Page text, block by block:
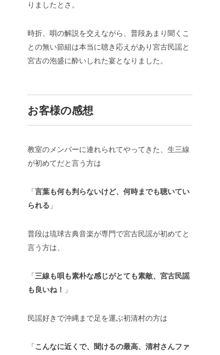
りましたとさ。
時折、唄の解説を交えながら、普段あまり聞くこ
との無い節組は本当に聴き応えがあり宮古民謡と
宮古の泡盛に酔いしれた宴となりました。
お客様の感想
教室のメンバーに連れられてやってきた、生三線
が初めてだと言う方は
「言葉も何も判らないけど、何時までも聴いてい
られる 」
普段は琉球古典音楽が専門で宮古民謡が初めてと
言う方は、
「三線も唄も素朴な感じがとても素敵、宮古民謡
も良いね！
」
民謡好きで沖縄まで足を運ぶ初清村の方は
「こんなに近くで、聞けるの最高、清村さんファ